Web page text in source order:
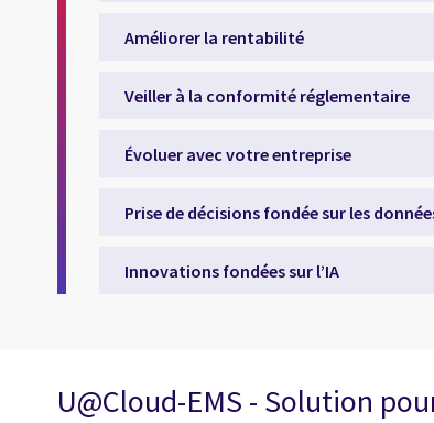
Améliorer la rentabilité
Veiller à la conformité réglementaire
Évoluer avec votre entreprise
Prise de décisions fondée sur les
Innovations fondées sur l’IA
U@Cloud-EMS - Solution